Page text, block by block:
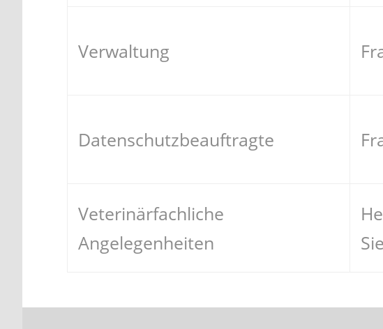
Verwaltung
Datenschutzbeauftragte
Veterinärfachliche
Angelegenheiten